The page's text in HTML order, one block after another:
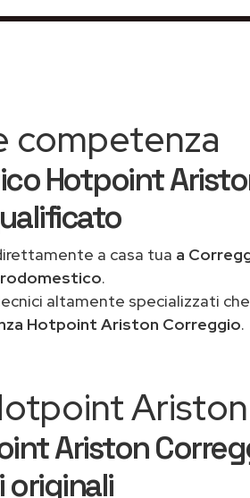
competenza
Hotpoint
a casa tua a
.
altamente specializzati
Hotpoint Ariston Correggio.
Ariston
Ariston
originali